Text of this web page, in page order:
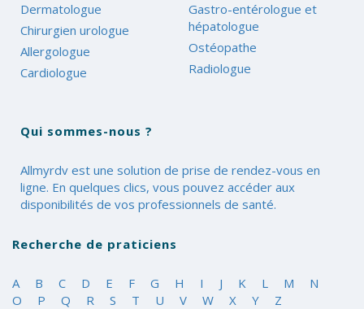
Dermatologue
Chirurgien urologue
Allergologue
Cardiologue
Gastro-entérologue et
hépatologue
Ostéopathe
Radiologue
Qui sommes-nous ?
Allmyrdv est une solution de prise de rendez-vous en
ligne. En quelques clics, vous pouvez accéder aux
disponibilités de vos professionnels de santé.
Recherche de praticiens
A B C D E F G H I J K L M
N
O
P Q R S T U V W X Y Z